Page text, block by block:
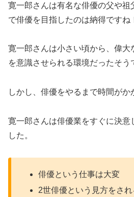
寛一郎さんは有名な俳優の父や祖
で俳優を目指したのは納得ですね
寛一郎さんは小さい頃から、偉大
を意識させられる環境だったそう
しかし、俳優をやるまで時間がか
寛一郎さんは俳優業をすぐに決意
した。
俳優という仕事は大変
2世俳優という見方をされ